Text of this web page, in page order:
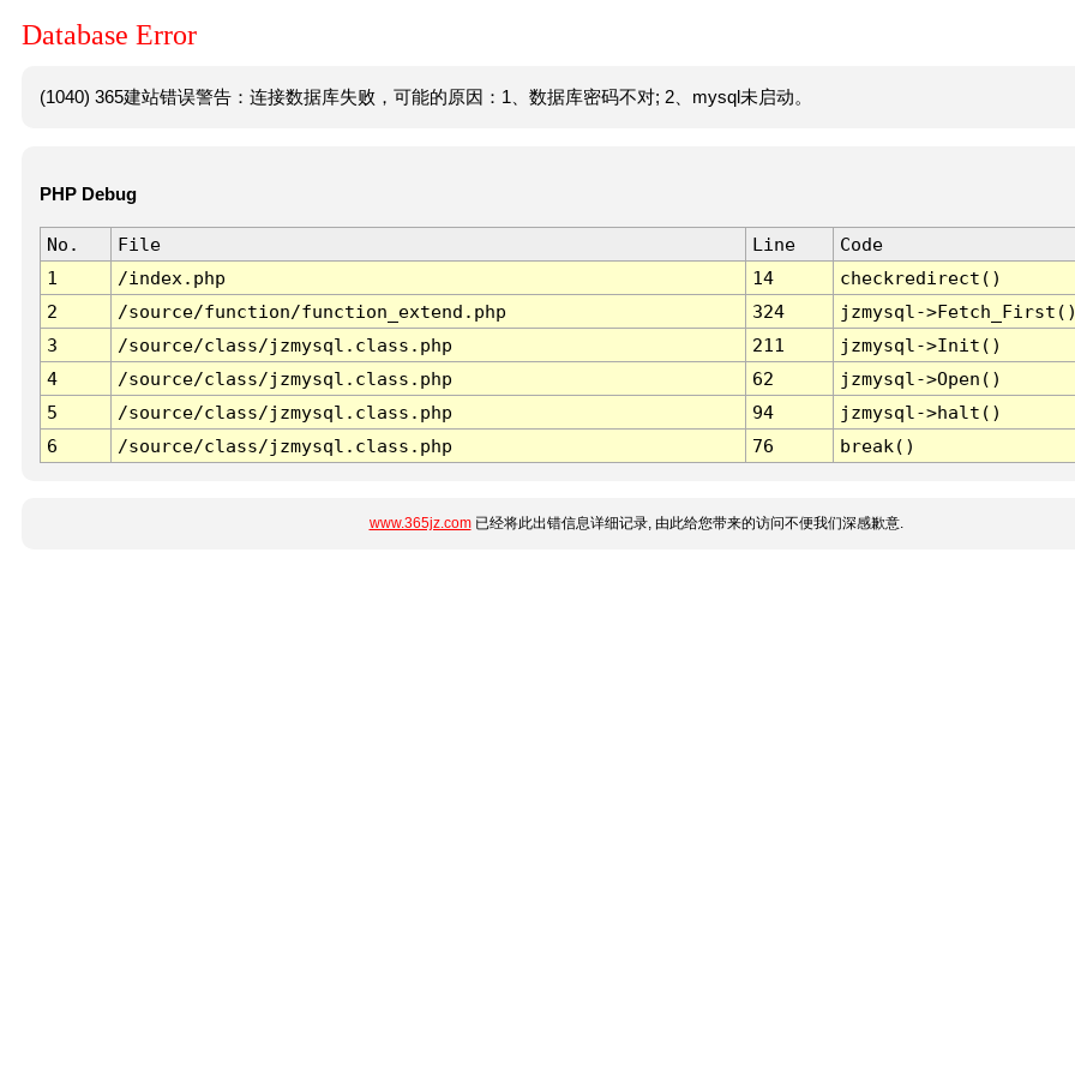
Database Error
(1040) 365建站错误警告：连接数据库失败，可能的原因：1、数据库密码不对; 2、mysql未启动。
PHP Debug
No. File Line
Code
1
/index.php 14
checkredirect()
2
/source/function/function_extend.php 324
jzmysql-
3
/source/class/jzmysql.class.php 211
jzmysql->Init()
4
/source/class/jzmysql.class.php 62
jzmysql->Open()
5
/source/class/jzmysql.class.php 94
jzmysql->halt()
6
/source/class/jzmysql.class.php 76 break()
www.365jz.com已经将此出错信息详细记录, 由此给您带来的访问不便我们深感歉意.